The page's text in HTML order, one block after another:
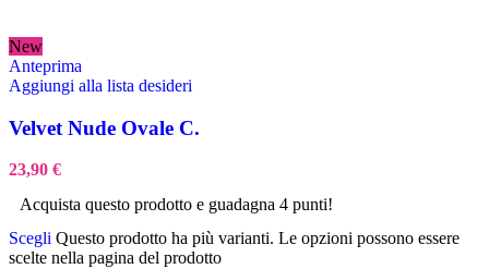
New
Anteprima
Aggiungi alla lista desideri
Velvet Nude Ovale C.
23,90 €
Acquista questo prodotto e guadagna 4 punti!
Scegli Questo prodotto ha più varianti. Le opzioni possono essere
scelte nella pagina del prodotto